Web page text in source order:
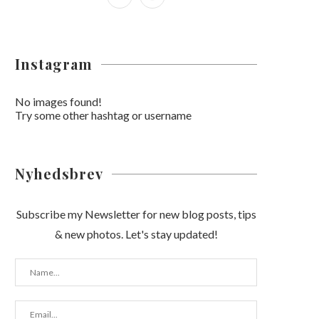
Instagram
No images found!
Try some other hashtag or username
Nyhedsbrev
Subscribe my Newsletter for new blog posts, tips
& new photos. Let's stay updated!